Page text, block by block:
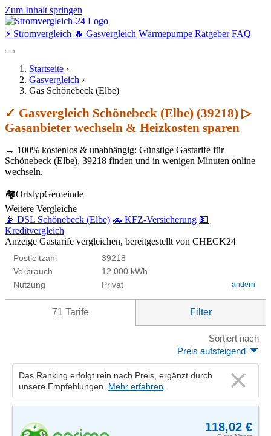
Zum Inhalt springen
⚡ Stromvergleich 🔥 Gasvergleich Wärmepumpe Ratgeber FAQ
Startseite ›
Gasvergleich ›
Gas Schönebeck (Elbe)
✓ Gasvergleich Schönebeck (Elbe) (39218) ▷
Gasanbieter wechseln & Heizkosten sparen
→ 100% kostenlos & unabhängig: Günstige Gastarife für
Schönebeck (Elbe), 39218 finden und in wenigen Minuten online
wechseln.
🏘OrtstypGemeinde
Weitere Vergleiche
📡 DSL Schönebeck (Elbe) 🚗 KFZ-Versicherung 💵
Kreditvergleich
Anzeige Gastarife vergleichen, bereitgestellt von CHECK24